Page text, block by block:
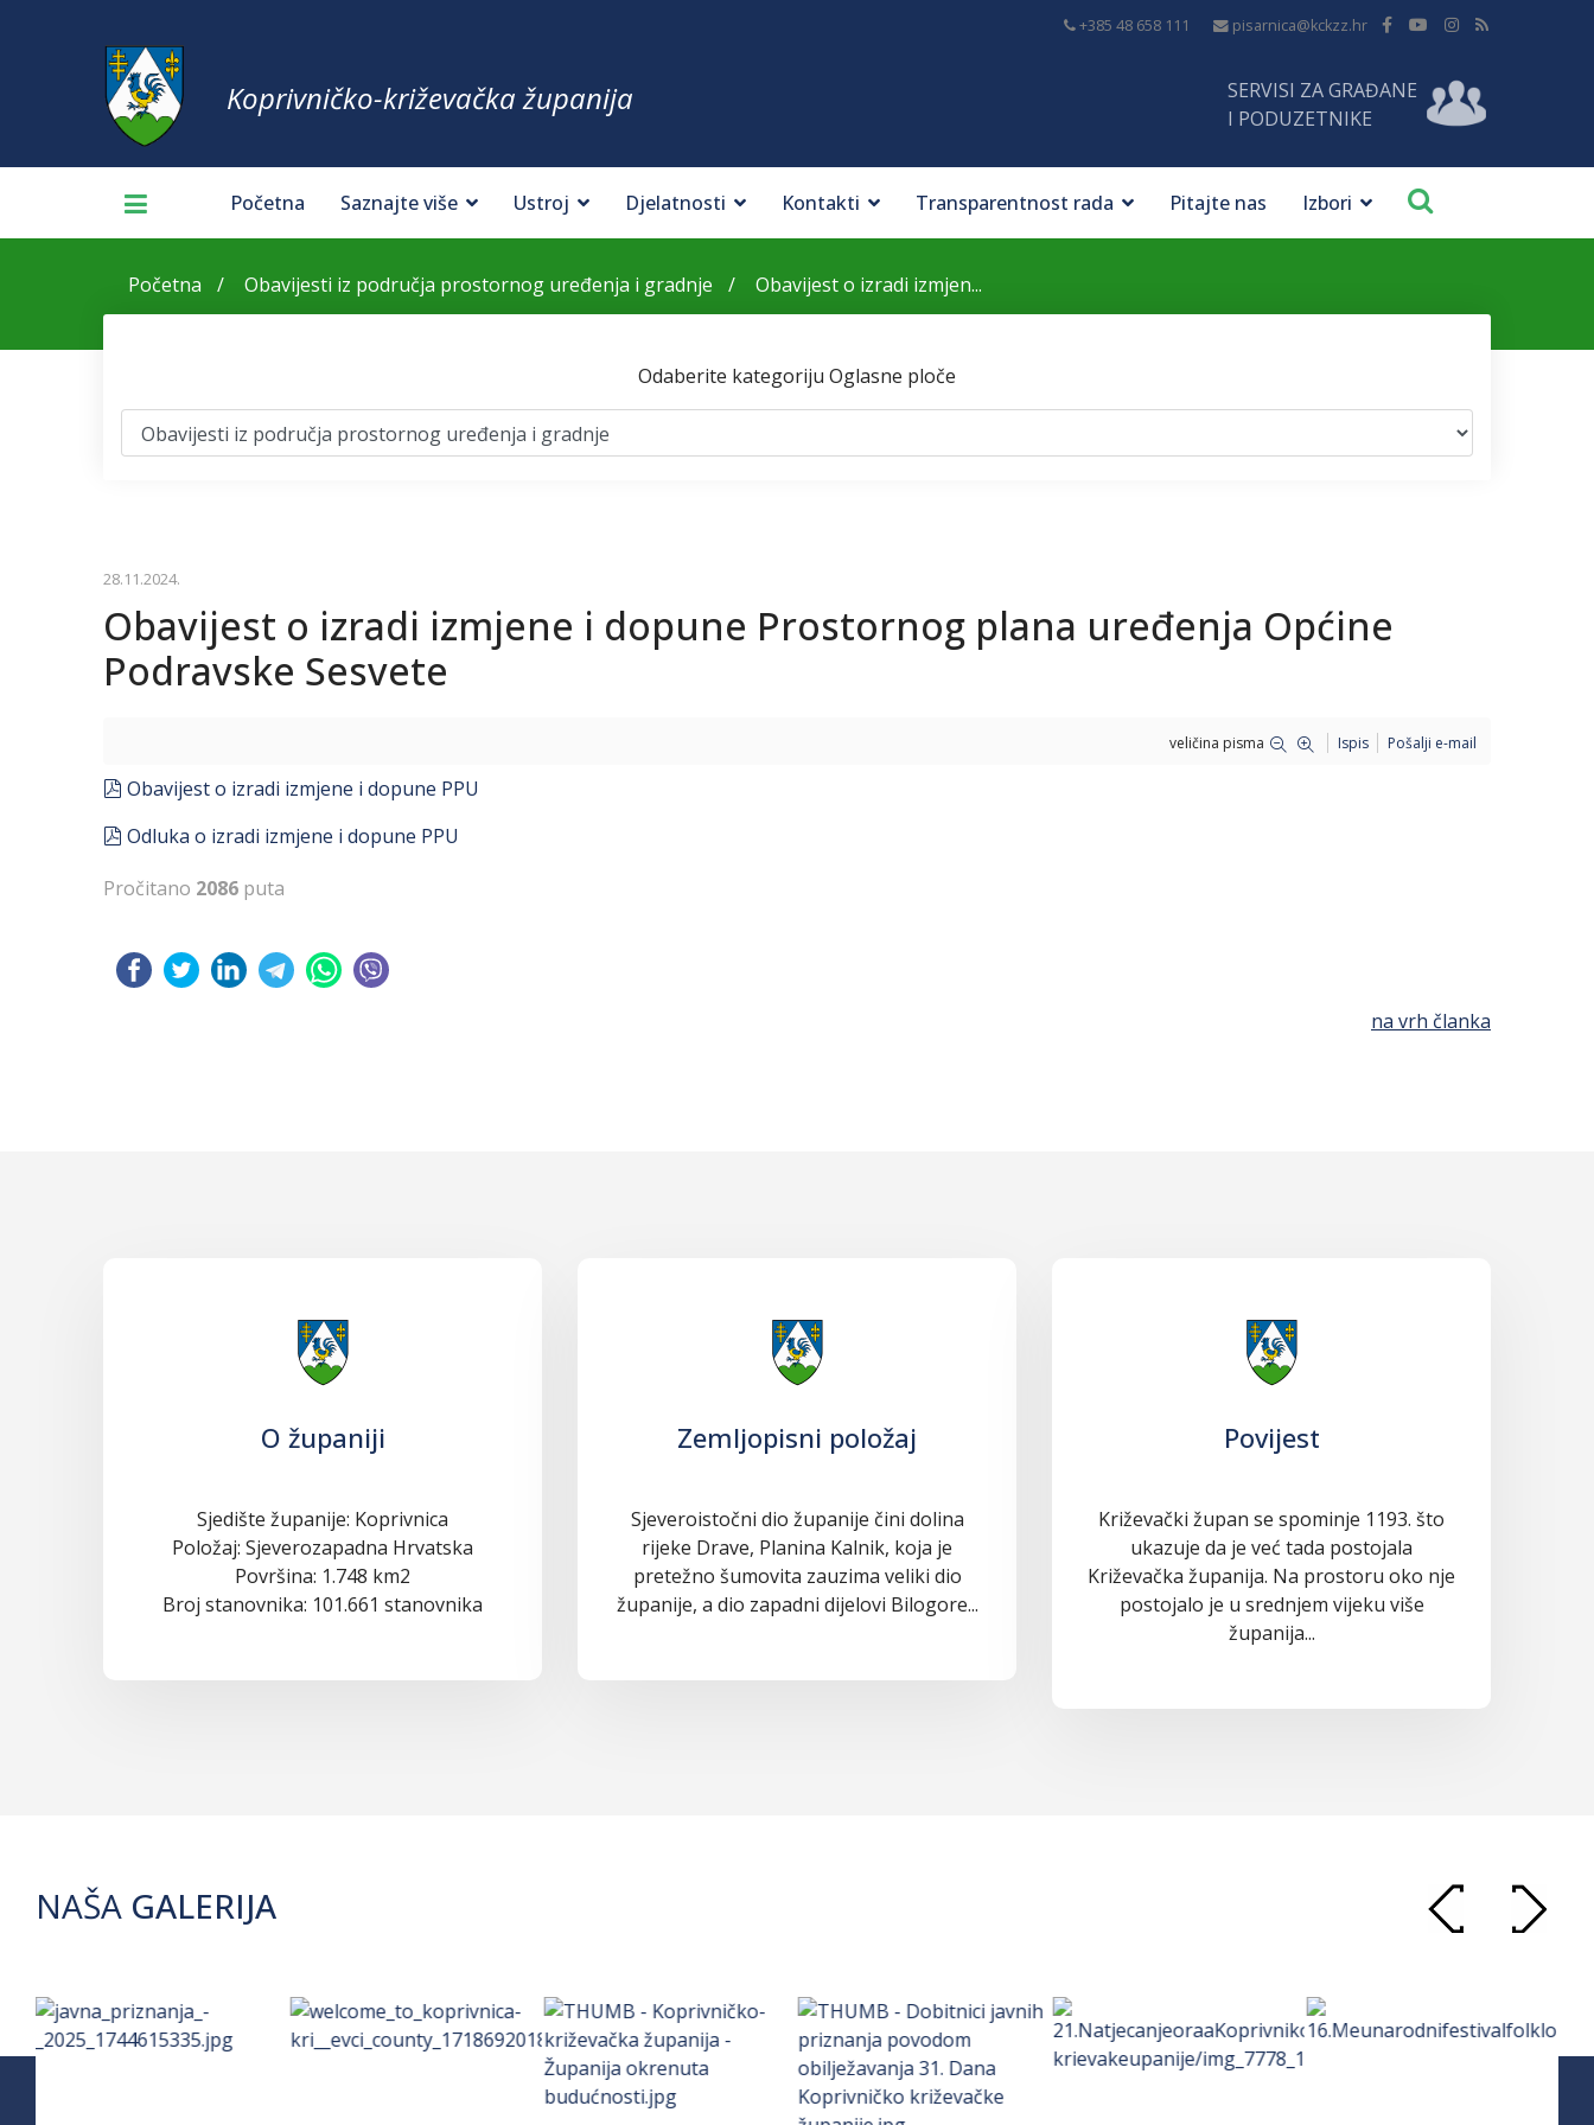
+385 48 658 111 pisarnica@kckzz.hr
Koprivničko-križevačka županija
SERVISI ZA GRAĐANE
I PODUZETNIKE
Početna Saznajte više Ustroj Djelatnosti Kontakti Transparentnost rada Pitajte nas Izbori
Početna Obavijesti iz područja prostornog uređenja i gradnje Obavijest o izradi izmjen...
Odaberite kategoriju Oglasne ploče
28.11.2024.
Obavijest o izradi izmjene i dopune Prostornog plana uređenja Općine
Podravske Sesvete
veličina pisma Ispis Pošalji e-mail
pdf
Obavijest o izradi izmjene i dopune PPU
pdf
Odluka o izradi izmjene i dopune PPU
Pročitano 2086 puta
na vrh članka
O županiji
Sjedište županije: Koprivnica
Položaj: Sjeverozapadna Hrvatska
Površina: 1.748 km2
Broj stanovnika: 101.661 stanovnika
Zemljopisni položaj
Sjeveroistočni dio županije čini dolina
rijeke Drave, Planina Kalnik, koja je
pretežno šumovita zauzima veliki dio
županije, a dio zapadni dijelovi Bilogore...
Povijest
Križevački župan se spominje 1193. što
ukazuje da je već tada postojala
Križevačka županija. Na prostoru oko nje
postojalo je u srednjem vijeku više
županija...
NAŠA GALERIJA